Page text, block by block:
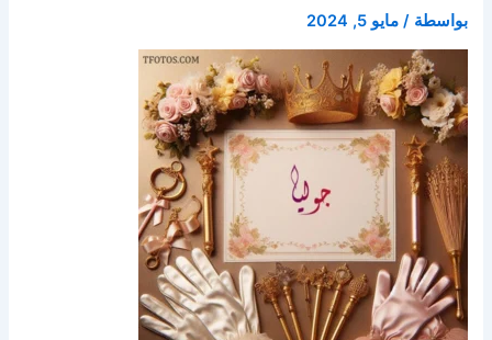
بواسطة /مايو 5, 2024